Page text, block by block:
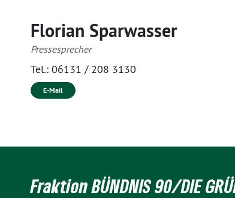
Florian Sparwasser
Pressesprecher
Tel.: 06131 / 208 3130
E-Mail
Fraktion BÜNDNIS 90/DIE